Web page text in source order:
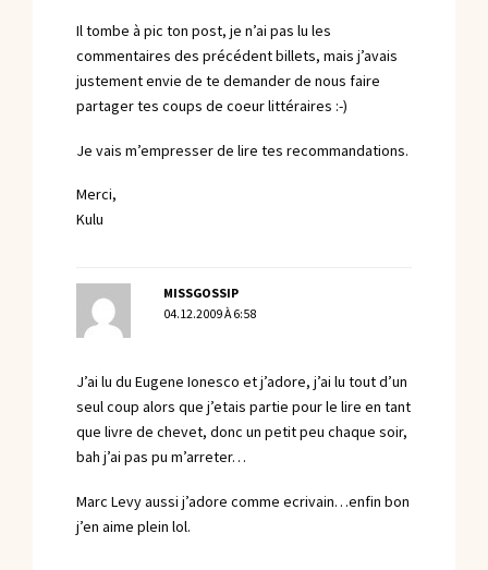
Il tombe à pic ton post, je n’ai pas lu les
commentaires des précédent billets, mais j’avais
justement envie de te demander de nous faire
partager tes coups de coeur littéraires :-)
Je vais m’empresser de lire tes recommandations.
Merci,
Kulu
MISSGOSSIP
04.12.2009 À 6:58
J’ai lu du Eugene Ionesco et j’adore, j’ai lu tout d’un
seul coup alors que j’etais partie pour le lire en tant
que livre de chevet, donc un petit peu chaque soir,
bah j’ai pas pu m’arreter…
Marc Levy aussi j’adore comme ecrivain…enfin bon
j’en aime plein lol.